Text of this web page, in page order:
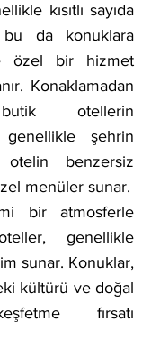
kısıtlı sayıda
da konuklara
özel bir hizmet
Konaklamadan
otellerin
genellikle şehrin
benzersiz
menüler sunar.
bir atmosferle
genellikle
sunar. Konuklar,
kültürü ve doğal
fırsatı